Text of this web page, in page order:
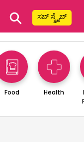
⚲ ಸಬ್ ಸ್ಕ್ರೈಬ್
Food Health